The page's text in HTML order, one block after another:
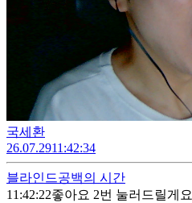
국세환
26.07.2911:42:34
블라인드공백의 시간
11:42:22좋아요 2번 눌러드릴게요